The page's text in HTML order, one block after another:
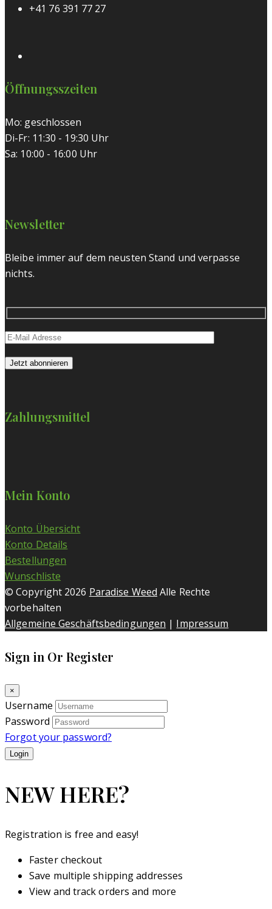
+41 76 391 77 27
Öffnungsszeiten
Mo: geschlossen
Di-Fr: 11:30 - 19:30 Uhr
Sa: 10:00 - 16:00 Uhr
Newsletter
Bleibe immer auf dem neusten Stand und verpasse
nichts.
Zahlungsmittel
Mein Konto
Konto Übersicht
Konto Details
Bestellungen
Wunschliste
© Copyright 2026 Paradise Weed Alle Rechte
vorbehalten
Allgemeine Geschäftsbedingungen | Impressum
Sign in Or Register
×
Username
Password
Forgot your password?
NEW HERE?
Registration is free and easy!
Faster checkout
Save multiple shipping addresses
View and track orders and more